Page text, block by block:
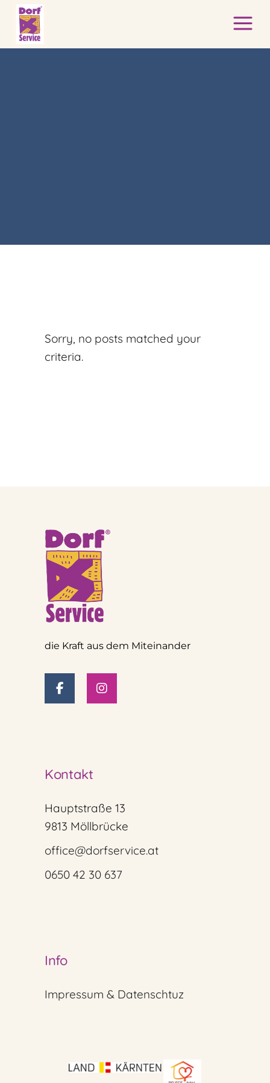
Sorry, no posts matched your
criteria.
die Kraft aus dem Miteinander
Kontakt
Hauptstraße 13
9813 Möllbrücke
office@dorfservice.at
0650 42 30 637
Info
Impressum & Datenschtuz